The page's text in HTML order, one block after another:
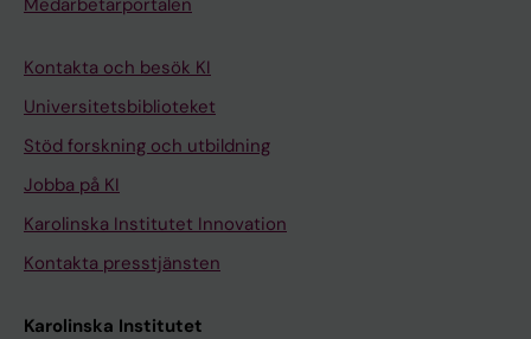
Medarbetarportalen
Kontakta och besök KI
Universitetsbiblioteket
Stöd forskning och utbildning
Jobba på KI
Karolinska Institutet Innovation
Kontakta presstjänsten
Karolinska Institutet